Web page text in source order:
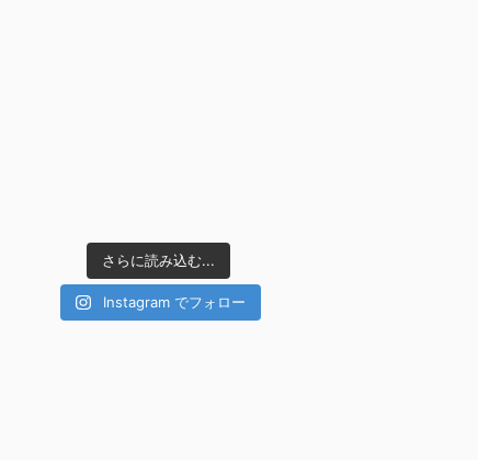
さらに読み込む...
Instagram でフォロー